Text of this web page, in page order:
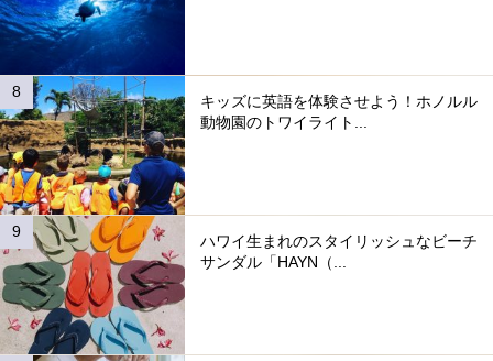
キッズに英語を体験させよう！ホノルル
動物園のトワイライト...
ハワイ生まれのスタイリッシュなビーチ
サンダル「HAYN（...